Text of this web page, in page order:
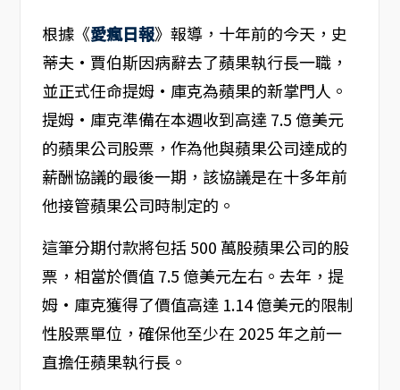
根據《愛瘋日報》報導，十年前的今天，史
蒂夫·賈伯斯因病辭去了蘋果執行長一職，
並正式任命提姆·庫克為蘋果的新掌門人。
提姆·庫克準備在本週收到高達 7.5 億美元
的蘋果公司股票，作為他與蘋果公司達成的
薪酬協議的最後一期，該協議是在十多年前
他接管蘋果公司時制定的。
這筆分期付款將包括 500 萬股蘋果公司的股
票，相當於價值 7.5 億美元左右。去年，提
姆·庫克獲得了價值高達 1.14 億美元的限制
性股票單位，確保他至少在 2025 年之前一
直擔任蘋果執行長。